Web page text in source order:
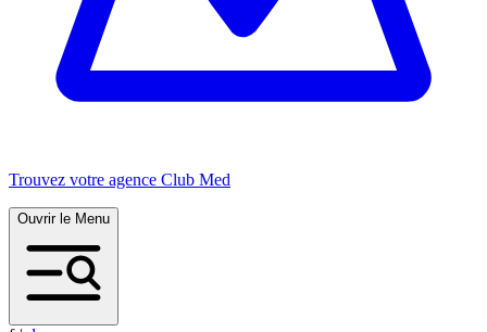
Trouvez votre agence Club Med
Ouvrir le Menu